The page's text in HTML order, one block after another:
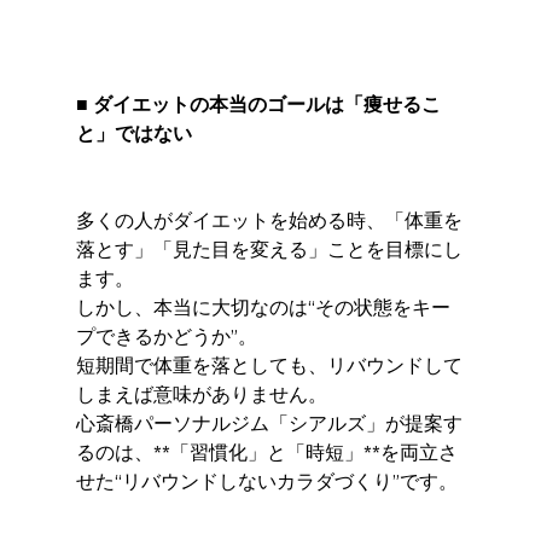
■ ダイエットの本当のゴールは「痩せるこ
と」ではない
多くの人がダイエットを始める時、「体重を
落とす」「見た目を変える」ことを目標にし
ます。
しかし、本当に大切なのは“その状態をキー
プできるかどうか”。
短期間で体重を落としても、リバウンドして
しまえば意味がありません。
心斎橋パーソナルジム「シアルズ」が提案す
るのは、**「習慣化」と「時短」**を両立さ
せた“リバウンドしないカラダづくり”です。